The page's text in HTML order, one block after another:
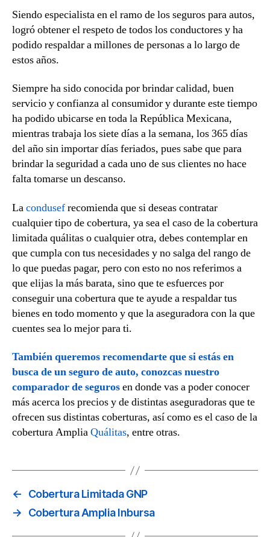
Siendo especialista en el ramo de los seguros para autos,
logró obtener el respeto de todos los conductores y ha
podido respaldar a millones de personas a lo largo de
estos años.
Siempre ha sido conocida por brindar calidad, buen
servicio y confianza al consumidor y durante este tiempo
ha podido ubicarse en toda la República Mexicana,
mientras trabaja los siete días a la semana, los 365 días
del año sin importar días feriados, pues sabe que para
brindar la seguridad a cada uno de sus clientes no hace
falta tomarse un descanso.
Lacondusefrecomienda que si deseas contratar
cualquier tipo de cobertura, ya sea el caso de la cobertura
limitada quálitas o cualquier otra, debes contemplar en
que cumpla con tus necesidades y no salga del rango de
lo que puedas pagar, pero con esto no nos referimos a
que elijas la más barata, sino que te esfuerces por
conseguir una cobertura que te ayude a respaldar tus
bienes en todo momento y que la aseguradora con la que
cuentes sea lo mejor para ti.
También queremos recomendarte que si estás en
busca de un seguro de auto, conozcas nuestro
comparador de segurosen donde vas a poder conocer
más acerca los precios y de distintas aseguradoras que te
ofrecen sus distintas coberturas, así como es el caso de la
cobertura AmpliaQuálitas, entre otras.
←
Cobertura Limitada GNP
→
Cobertura Amplia Inbursa